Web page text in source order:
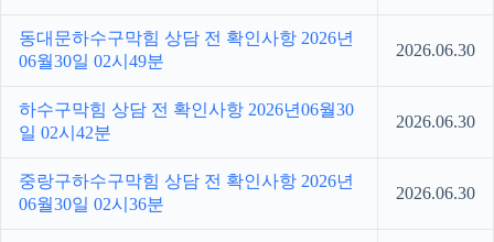
동대문하수구막힘 상담 전 확인사항 2026년
06월30일 02시49분
2026.06.30
하수구막힘 상담 전 확인사항 2026년06월30
일 02시42분
2026.06.30
중랑구하수구막힘 상담 전 확인사항 2026년
06월30일 02시36분
2026.06.30